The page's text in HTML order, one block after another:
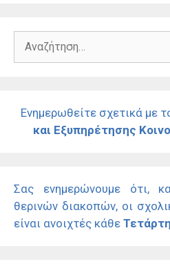
Αναζήτηση
Ενημερωθείτε σχετικά με
και Εξυπηρέτησης
Σας ενημερώνουμε ότι,
θερινών διακοπών, οι
είναι ανοιχτές κάθε Τετάρτη